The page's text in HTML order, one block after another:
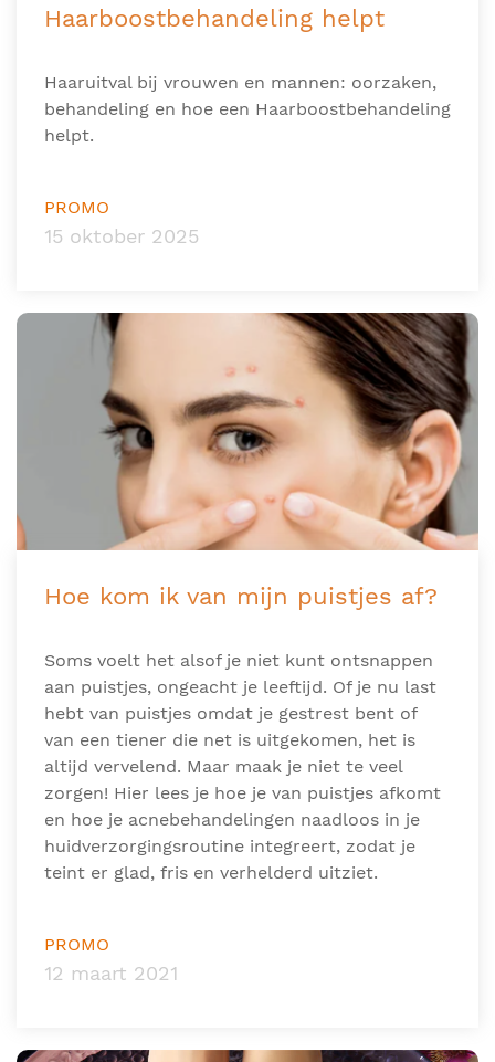
Haarboostbehandeling helpt
Haaruitval bij vrouwen en mannen: oorzaken,
behandeling en hoe een Haarboostbehandeling
helpt.
PROMO
15 oktober 2025
Hoe kom ik van mijn puistjes af?
Soms voelt het alsof je niet kunt ontsnappen
aan puistjes, ongeacht je leeftijd. Of je nu last
hebt van puistjes omdat je gestrest bent of
van een tiener die net is uitgekomen, het is
altijd vervelend. Maar maak je niet te veel
zorgen! Hier lees je hoe je van puistjes afkomt
en hoe je acnebehandelingen naadloos in je
huidverzorgingsroutine integreert, zodat je
teint er glad, fris en verhelderd uitziet.
PROMO
12 maart 2021